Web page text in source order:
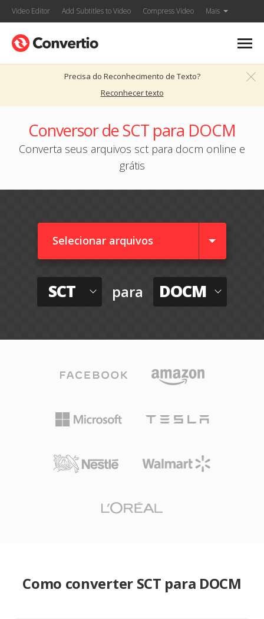
Video Editor Add Subtitles to Video Compress Video Mais
Precisa do Reconhecimento de Texto?
Reconhecer texto
Conversor de SCT para DOCM
Converta seus arquivos sct para docm online e
grátis
Selecionar arquivos
SCT para DOCM
Como converter SCT para DOCM